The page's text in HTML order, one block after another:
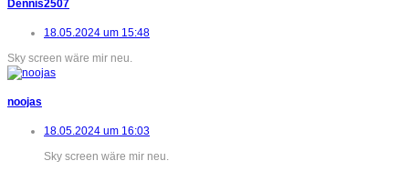
Dennis2507
18.05.2024 um 15:48
Sky screen wäre mir neu.
noojas
18.05.2024 um 16:03
Sky screen wäre mir neu.